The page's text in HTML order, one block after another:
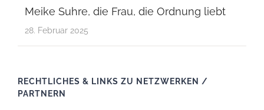
Meike Suhre, die Frau, die Ordnung liebt
28. Februar 2025
RECHTLICHES & LINKS ZU NETZWERKEN /
PARTNERN